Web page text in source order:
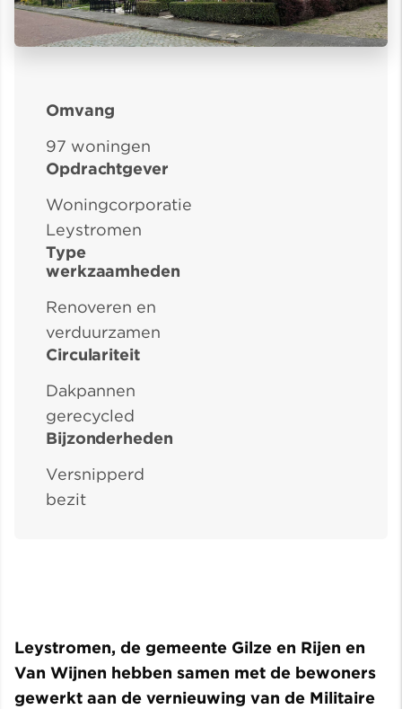
Omvang
97 woningen
Opdrachtgever
Woningcorporatie
Leystromen
Type
werkzaamheden
Renoveren en
verduurzamen
Circulariteit
Dakpannen
gerecycled
Bijzonderheden
Versnipperd
bezit
Leystromen, de gemeente Gilze en Rijen en
Van Wijnen hebben samen met de bewoners
gewerkt aan de vernieuwing van de Militaire